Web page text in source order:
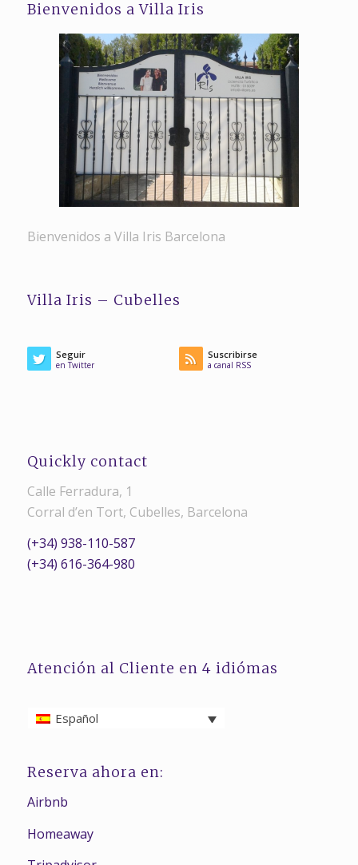
Bienvenidos a Villa Iris
Bienvenidos a Villa Iris Barcelona
Villa Iris – Cubelles
Seguir
en Twitter
Suscribirse
a canal RSS
Quickly contact
Calle Ferradura, 1
Corral d’en Tort, Cubelles, Barcelona
(+34) 938-110-587
(+34) 616-364-980
Atención al Cliente en 4 idiómas
Español
Reserva ahora en:
Airbnb
Homeaway